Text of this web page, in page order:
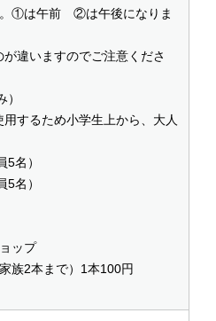
。①は午前 ②は午後になりま
違いますのでご注意くださ
するため小学生上から、大人
名）
名）
ップ
族2本まで）1本100円